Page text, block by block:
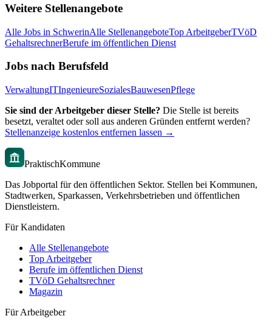
Weitere Stellenangebote
Alle Jobs in SchwerinAlle StellenangeboteTop ArbeitgeberTVöD
GehaltsrechnerBerufe im öffentlichen Dienst
Jobs nach Berufsfeld
VerwaltungITIngenieureSozialesBauwesenPflege
Sie sind der Arbeitgeber dieser Stelle? Die Stelle ist bereits
besetzt, veraltet oder soll aus anderen Gründen entfernt werden?
Stellenanzeige kostenlos entfernen lassen →
PraktischKommune
Das Jobportal für den öffentlichen Sektor. Stellen bei Kommunen,
Stadtwerken, Sparkassen, Verkehrsbetrieben und öffentlichen
Dienstleistern.
Für Kandidaten
Alle Stellenangebote
Top Arbeitgeber
Berufe im öffentlichen Dienst
TVöD Gehaltsrechner
Magazin
Für Arbeitgeber